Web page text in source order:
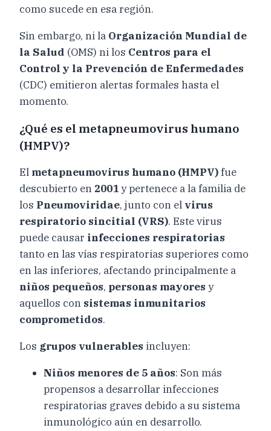
como sucede en esa región.
Sin embargo, ni la Organización Mundial de
la Salud (OMS) ni los Centros para el
Control y la Prevención de Enfermedades
(CDC) emitieron alertas formales hasta el
momento.
¿Qué es el metapneumovirus humano
(HMPV)?
El metapneumovirus humano (HMPV)fue
descubierto en 2001y pertenece a la familia de
los Pneumoviridae, junto con el virus
respiratorio sincitial (VRS). Este virus
puede causar infecciones respiratorias
tanto en las vías respiratorias superiores como
en las inferiores, afectando principalmente a
niños pequeños, personas mayores y
aquellos con sistemas inmunitarios
comprometidos.
Los grupos vulnerables incluyen:
Niños menores de 5 años: Son más
propensos a desarrollar infecciones
respiratorias graves debido a su sistema
inmunológico aún en desarrollo.